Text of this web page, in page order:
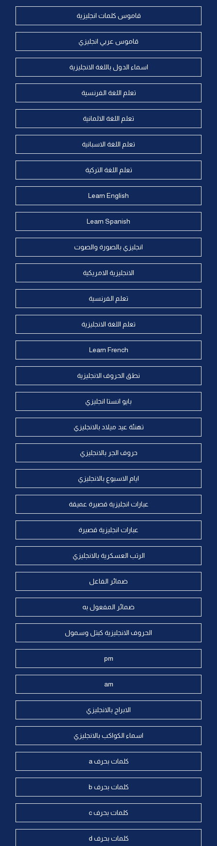
قاموس كلمات انجليزية
قاموس عربي انجليزي
اسماء الدول باللغة الانجليزية
تعلم اللغة الفرنسية
تعلم اللغة الالمانية
تعلم اللغة الاسبانية
تعلم اللغة التركية
Learn English
Learn Spanish
انجليزي بالصورة والصوت
الانجليزية الامريكية
تعلم الفرنسية
تعلم اللغة الانجليزية
Learn French
نطق الحروف الانجليزية
بايو انستا انجليزي
تهنئة عيد ميلاد بالانجليزي
حروف الجر بالانجليزي
ايام الاسبوع بالانجليزي
عبارات انجليزية قصيرة عميقة
عبارات انجليزية قصيرة
الرتب العسكرية بالانجليزي
ضمائر الفاعل
ضمائر المفعول به
الحروف الانجليزية كبتل وسمول
pm
am
الابراج بالانجليزي
اسماء الكواكب بالانجليزي
كلمات بحرف a
كلمات بحرف b
كلمات بحرف c
كلمات بحرف d